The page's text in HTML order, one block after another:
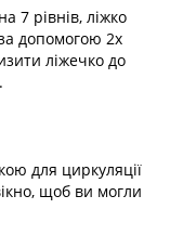
7 рівнів, ліжко
допомогою 2х
ліжечко до
для циркуляції
щоб ви могли